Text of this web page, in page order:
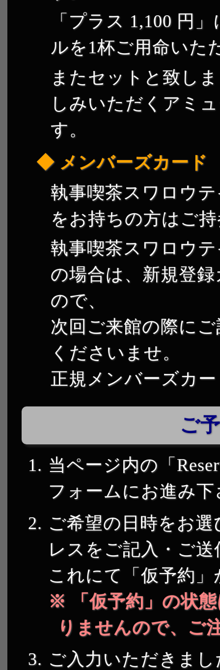
「プラス 1,100 円
ルを1杯ご用命いた
またセットと致し
しみいただくアミ
す。
メンバーズカード
執事喫茶スワロウ
をお持ちの方はご
執事喫茶スワロウ
の場合は、新規登
ので、
次回ご来館の際に
くださいませ。
正規メンバーズカ
ご
当ページ内の「
フォームにお進み
ご希望の日時をお
レスをご記入・ご
これにて「仮予約
「仮予約」の状
りませんので、ご
ご入力いただきま